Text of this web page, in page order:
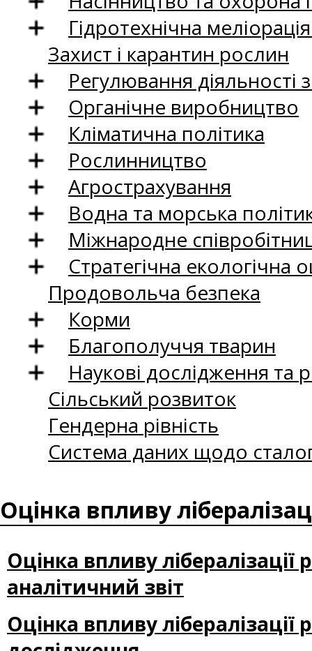
Гідротехнічна
Захист і карантин рослин
Регулювання
Органічне виробництво
Кліматична політика
Рослинництво
Агрострахування
Водна та морська
Міжнародне
Стратегічна екологічна
Продовольча безпека
Корми
Благополуччя тварин
Наукові дослідження та
Сільський розвиток
Гендерна рівність
Система даних щодо
Оцінка впливу
Оцінка впливу
аналітичний звіт
Оцінка впливу